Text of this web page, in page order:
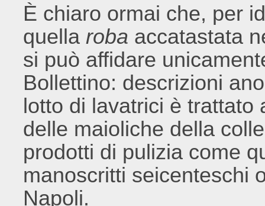
È chiaro ormai che, per
quella roba accatastata
si può affidare
Bollettino: descrizioni
lotto di lavatrici è trattato
delle maioliche della
prodotti di pulizia come
manoscritti seicenteschi
Napoli.